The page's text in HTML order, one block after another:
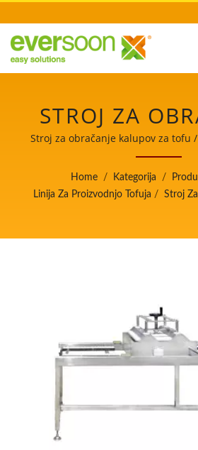
STROJ ZA
TOFU
EDEN IZMED
SOJINEGA
NAJVIŠJO
NA VARNOSTI
Stroj za obračanje kalupov za tofu
strojev za izdelavo tofuja in
prednostjo na varnosti
Home / Kategorija /
Linija Za Proizvodnjo Tofuja / Stroj